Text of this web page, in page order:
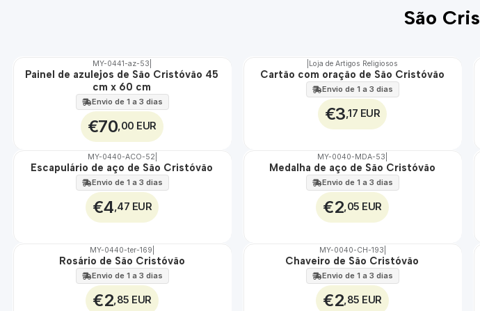
São
🇵🇹
MY-0441-az-53
Painel de azulejos de São Cristóvão 45
cm x 60 cm
Envio de 1 a 3 dias
€70 ,00 EUR
🇵🇹
Loja de Artigos Religiosos
Cartão com oração de São Cristóvão
Envio de 1 a 3 dias
€3 ,17 EUR
🇵🇹
MY-0440-ACO-52
Escapulário de aço de São Cristóvão
Envio de 1 a 3 dias
€4 ,47 EUR
🇵🇹
MY-0040-MDA-53
Medalha de aço de São Cristóvão
Envio de 1 a 3 dias
€2 ,05 EUR
MY-0440-ter-169
Rosário de São Cristóvão
Envio de 1 a 3 dias
€2 ,85 EUR
MY-0040-CH-193
Chaveiro de São Cristóvão
Envio de 1 a 3 dias
€2 ,85 EUR